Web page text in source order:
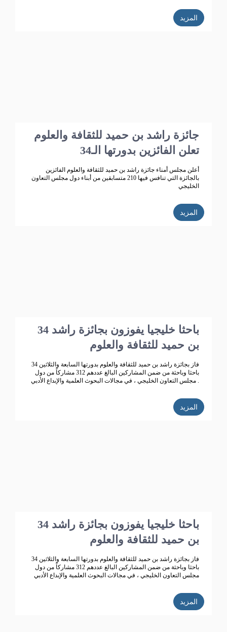
المزيد
جائزة راشد بن حميد للثقافة والعلوم
تعلن الفائزين بدورتها الـ34
أعلن مجلس أمناء جائزة راشد بن حميد للثقافة والعلوم الفائزين
بالجائزة التي تنافس فيها 210 متسابقين من أبناء دول مجلس التعاون
الخليجي
المزيد
34 باحثا خليجيا يفوزون بجائزة راشد
بن حميد للثقافة والعلوم
فاز بجائزة راشد بن حميد للثقافة والعلوم بدورتها السابعة والثلاثين 34
باحثا وباحثة من ضمن المشاركين البالغ عددهم 312 مشاركاً من دول
مجلس التعاون الخليجي ، في مجالات البحوث العلمية والإبداع الأدبي .
المزيد
34 باحثا خليجيا يفوزون بجائزة راشد
بن حميد للثقافة والعلوم
فاز بجائزة راشد بن حميد للثقافة والعلوم بدورتها السابعة والثلاثين 34
باحثا وباحثة من ضمن المشاركين البالغ عددهم 312 مشاركاً من دول
مجلس التعاون الخليجي ، في مجالات البحوث العلمية والإبداع الأدبي
المزيد